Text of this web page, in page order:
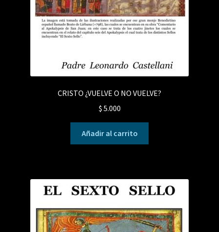
CRISTO ¿VUELVE O NO VUELVE?
$ 5.000
Añadir al carrito